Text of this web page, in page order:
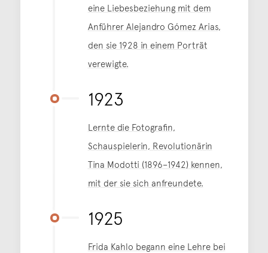
eine Liebesbeziehung mit dem
Anführer Alejandro Gómez Arias,
den sie 1928 in einem Porträt
verewigte.
1923
Lernte die Fotografin,
Schauspielerin, Revolutionärin
Tina Modotti (1896–1942) kennen,
mit der sie sich anfreundete.
1925
Frida Kahlo begann eine Lehre bei